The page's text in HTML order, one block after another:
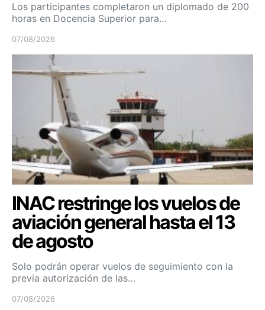
Los participantes completaron un diplomado de 200
horas en Docencia Superior para…
07/08/2026
INAC restringe los vuelos de
aviación general hasta el 13
de agosto
Solo podrán operar vuelos de seguimiento con la
previa autorización de las…
07/08/2026